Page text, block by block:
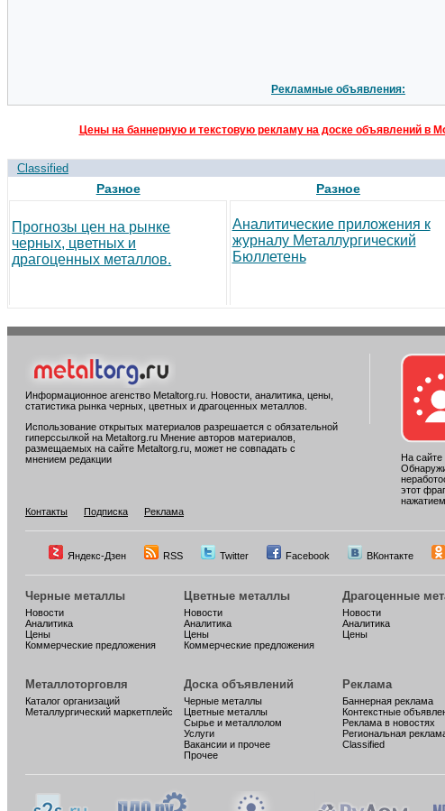
Рекламные объявления:
Цены на баннерную и текстовую рекламу на доске объявлений в
Classified
Разное
Прогнозы цен на рынке
черных, цветных и
драгоценных металлов.
Разное
Аналитические приложения к
журналу Металлургический
Бюллетень
Информационное агенство Metaltorg.ru. Новости, аналитика, цены,
статистика рынка черных, цветных и драгоценных металлов.
Использование открытых материалов разрешается с обязательной
гиперссылкой на Metaltorg.ru Мнение авторов материалов,
размещаемых на сайте Metaltorg.ru, может не совпадать с
мнением редакции
На сайте
этот
нажатием
Контакты
Подписка Реклама
Яндекс-Дзен RSS Twitter Facebook ВКонтакте
Черные металлы
Новости
Аналитика
Цены
Коммерческие предложения
Цветные металлы
Новости
Аналитика
Цены
Коммерческие предложения
Драгоценные
Новости
Аналитика
Цены
Металлоторговля
Каталог организаций
Металлургический маркетплейс
Доска объявлений
Черные металлы
Цветные металлы
Сырье и металлолом
Услуги
Вакансии и прочее
Прочее
Реклама
Баннерная реклама
Контекстные
Реклама в новостях
Региональная
Classified